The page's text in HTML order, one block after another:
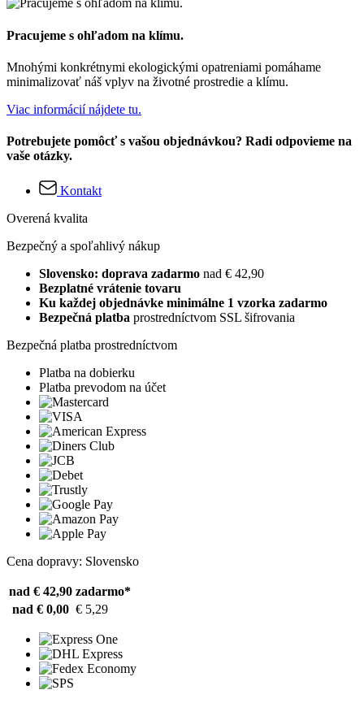
Pracujeme s ohľadom na klímu.
Mnohými konkrétnymi ekologickými opatreniami pomáhame
minimalizovať náš vplyv na životné prostredie a klímu.
Viac informácií nájdete tu.
Potrebujete pomôcť s vašou objednávkou? Radi odpovieme na
vaše otázky.
Kontakt
Overená kvalita
Bezpečný a spoľahlivý nákup
Slovensko: doprava zadarmo nad € 42,90
Bezplatné vrátenie tovaru
Ku každej objednávke minimálne 1 vzorka zadarmo
Bezpečná platba prostredníctvom SSL šifrovania
Bezpečná platba prostredníctvom
Platba na dobierku
Platba prevodom na účet
Cena dopravy: Slovensko
nad € 42,90 zadarmo*
nad € 0,00 € 5,29